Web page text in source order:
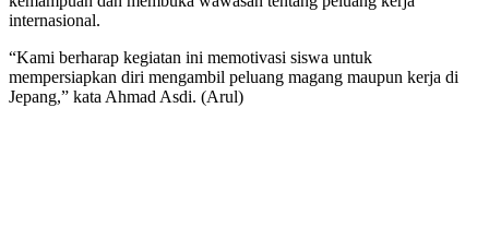
internasional.
“Kami berharap kegiatan ini memotivasi siswa untuk
mempersiapkan diri mengambil peluang magang maupun kerja di
Jepang,” kata Ahmad Asdi. (Arul)